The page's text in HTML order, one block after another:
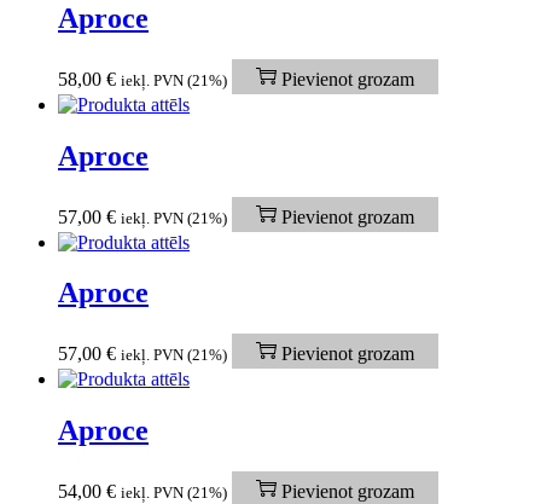
Aproce
58,00 € iekļ. PVN (21%) Pievienot grozam
Aproce
57,00 € iekļ. PVN (21%) Pievienot grozam
Aproce
57,00 € iekļ. PVN (21%) Pievienot grozam
Aproce
54,00 € iekļ. PVN (21%) Pievienot grozam